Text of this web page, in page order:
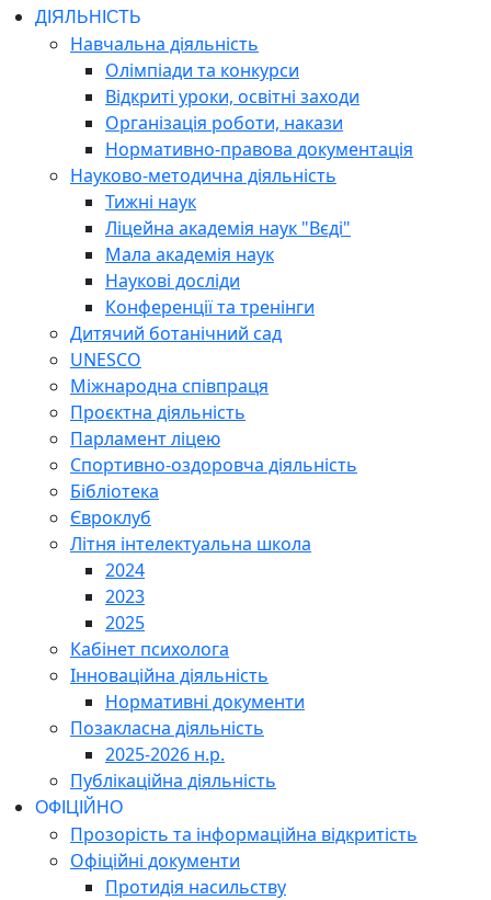
ДІЯЛЬНІСТЬ
Навчальна діяльність
Олімпіади та конкурси
Відкриті уроки, освітні заходи
Організація роботи, накази
Нормативно-правова документація
Науково-методична діяльність
Тижні наук
Ліцейна академія наук "Вєді"
Мала академія наук
Наукові досліди
Конференції та тренінги
Дитячий ботанічний сад
UNESCO
Міжнародна співпраця
Проєктна діяльність
Парламент ліцею
Спортивно-оздоровча діяльність
Бібліотека
Євроклуб
Літня інтелектуальна школа
2024
2023
2025
Кабінет психолога
Інноваційна діяльність
Нормативні документи
Позакласна діяльність
2025-2026 н.р.
Публікаційна діяльність
ОФІЦІЙНО
Прозорість та інформаційна відкритість
Офіційні документи
Протидія насильству